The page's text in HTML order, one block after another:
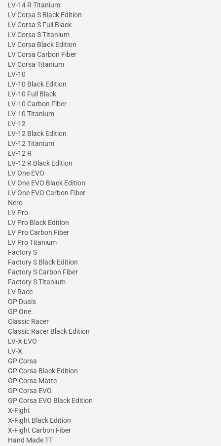
LV-14 R Titanium
LV Corsa S Black Edition
LV Corsa S Full Black
LV Corsa S Titanium
LV Corsa Black Edition
LV Corsa Carbon Fiber
LV Corsa Titanium
LV-10
LV-10 Black Edition
LV-10 Full Black
LV-10 Carbon Fiber
LV-10 Titanium
LV-12
LV-12 Black Edition
LV-12 Titanium
LV-12 R
LV-12 R Black Edition
LV One EVO
LV One EVO Black Edition
LV One EVO Carbon Fiber
Nero
LV Pro
LV Pro Black Edition
LV Pro Carbon Fiber
LV Pro Titanium
Factory S
Factory S Black Edition
Factory S Carbon Fiber
Factory S Titanium
LV Race
GP Duals
GP One
Classic Racer
Classic Racer Black Edition
LV-X EVO
LV-X
GP Corsa
GP Corsa Black Edition
GP Corsa Matte
GP Corsa EVO
GP Corsa EVO Black Edition
X-Fight
X-Fight Black Edition
X-Fight Carbon Fiber
Hand Made TT